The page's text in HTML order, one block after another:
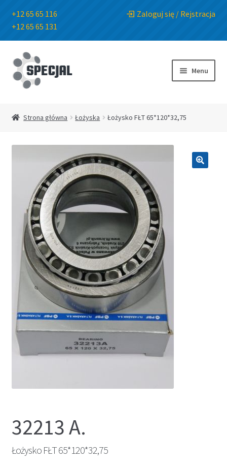
+12 65 65 116
+12 65 65 131
Zaloguj się / Rejstracja
Przejdź
do
nawigacji
Przejdź
do
treści
Menu
Kontakt
Strona główna Łożyska Łożysko FŁT 65*120*32,75
32213 A.
Łożysko FŁT 65*120*32,75